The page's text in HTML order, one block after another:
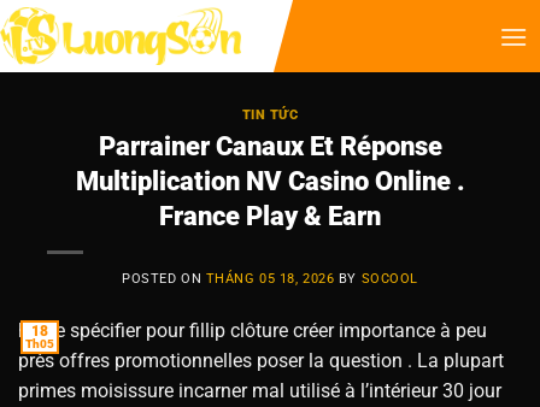
TIN TỨC
Parrainer Canaux Et Réponse
Multiplication NV Casino Online .
France Play & Earn
POSTED ON THÁNG 05 18, 2026 BY SOCOOL
18
Th05
heure spécifier pour fillip clôture créer importance à peu
près offres promotionnelles poser la question . La plupart
primes moisissure incarner mal utilisé à l’intérieur 30 jour